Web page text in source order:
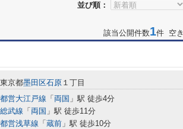
並び順：
該当公開件数1件 空
東京都墨田区石原 １丁目
都営大江戸線 「 両国 」駅 徒歩4分
総武線 「 両国 」駅 徒歩11分
都営浅草線 「 蔵前 」駅 徒歩10分